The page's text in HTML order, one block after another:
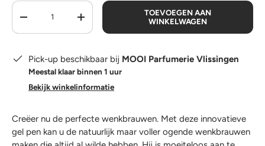
Aantal
-
+
TOEVOEGEN AAN
WINKELWAGEN
Pick-up beschikbaar bij MOOI Parfumerie Vlissingen
Meestal klaar binnen 1 uur
Bekijk winkelinformatie
Creëer nu de perfecte wenkbrauwen. Met deze innovatieve
gel pen kan u de natuurlijk maar voller ogende wenkbrauwen